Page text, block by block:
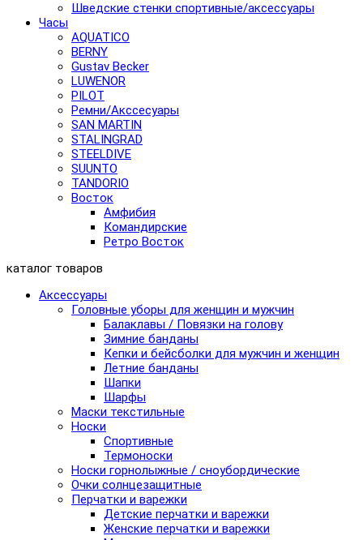
Шведские стенки спортивные/аксессуары
Часы
AQUATICO
BERNY
Gustav Becker
LUWENOR
PILOT
Pемни/Акссесуары
SAN MARTIN
STALINGRAD
STEELDIVE
SUUNTO
TANDORIO
Восток
Амфибия
Командирские
Ретро Восток
каталог товаров
Аксессуары
Головные уборы для женщин и мужчин
Балаклавы / Повязки на голову
Зимние банданы
Кепки и бейсболки для мужчин и женщин
Летние банданы
Шапки
Шарфы
Маски текстильные
Носки
Спортивные
Термоноски
Носки горнолыжные / сноубордические
Очки солнцезащитные
Перчатки и варежки
Детские перчатки и варежки
Женские перчатки и варежки